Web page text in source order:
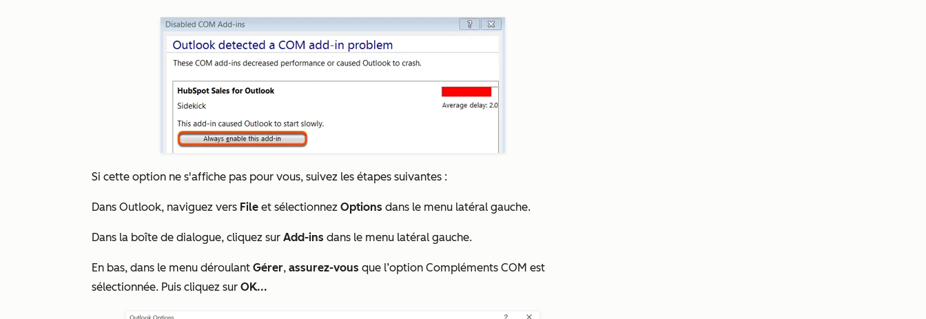
Si cette option ne s'affiche pas pour vous, suivez les étapes suivantes :
Dans Outlook, naviguez vers File et sélectionnez Options dans le menu latéral gauche.
Dans la boîte de dialogue, cliquez sur Add-ins dans le menu latéral gauche.
En bas, dans le menu déroulant Gérer, assurez-vous que l’option Compléments COM est
sélectionnée. Puis cliquez sur OK...